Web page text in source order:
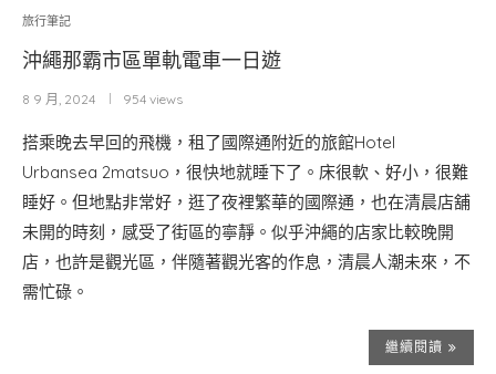
旅行筆記
沖繩那霸市區單軌電車一日遊
8 9 月, 2024 954 views
搭乘晚去早回的飛機，租了國際通附近的旅館Hotel
Urbansea 2matsuo，很快地就睡下了。床很軟、好小，很難
睡好。但地點非常好，逛了夜裡繁華的國際通，也在清晨店舖
未開的時刻，感受了街區的寧靜。似乎沖繩的店家比較晚開
店，也許是觀光區，伴隨著觀光客的作息，清晨人潮未來，不
需忙碌。
繼續閱讀